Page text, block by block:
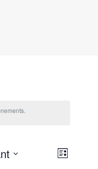
Recherche
Liste